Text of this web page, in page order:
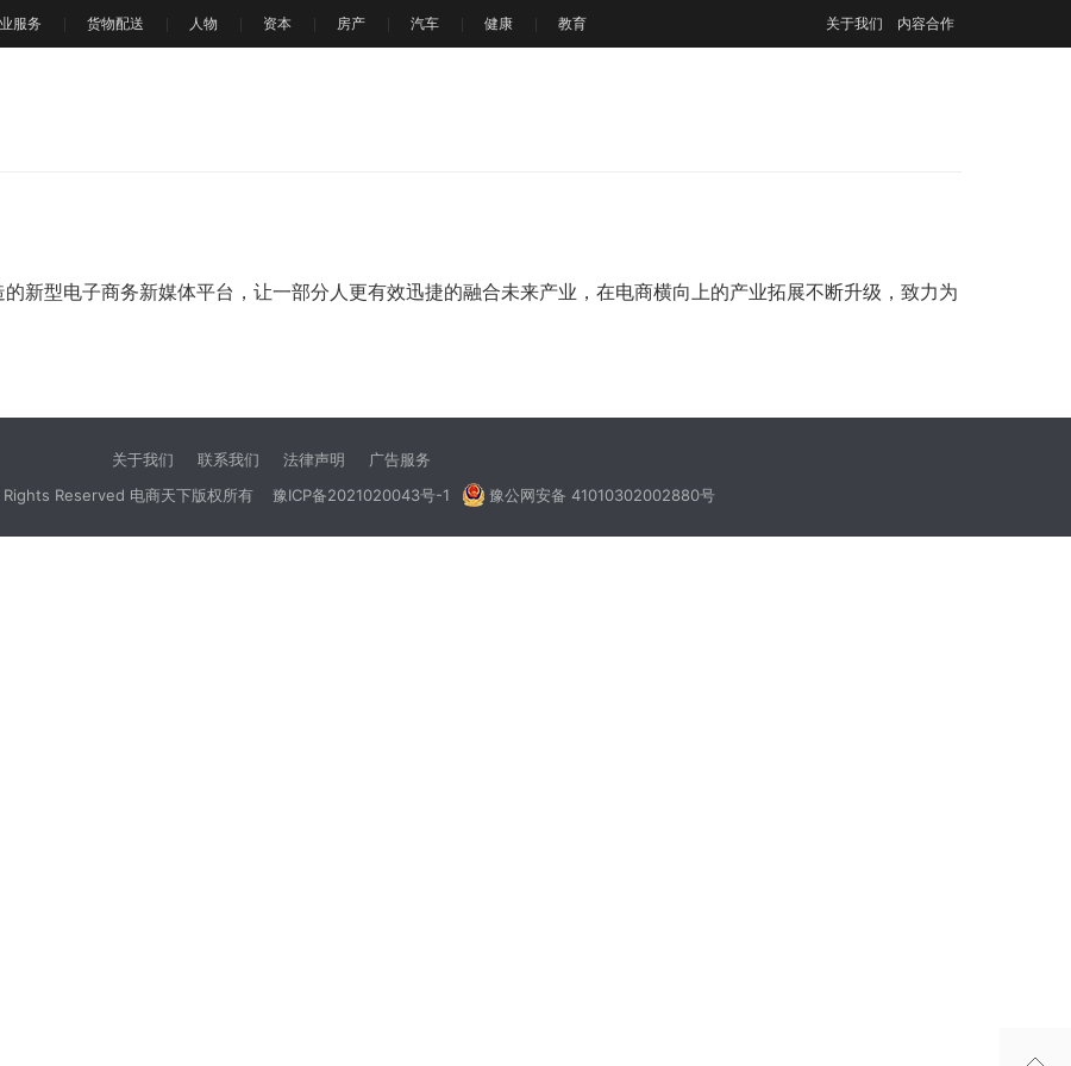
服务 货物配送 人物 资本 房产 汽车 健康 教育 关于我们 内容合作
新型电子商务新媒体平台，让一部分人更有效迅捷的融合未来产业，在电商横向上的产业拓展不断升级，致力为
关于我们 联系我们 法律声明
广告服务
Reserved 电商天下版权所有
豫ICP备2021020043号-1 豫公网安备 41010302002880号